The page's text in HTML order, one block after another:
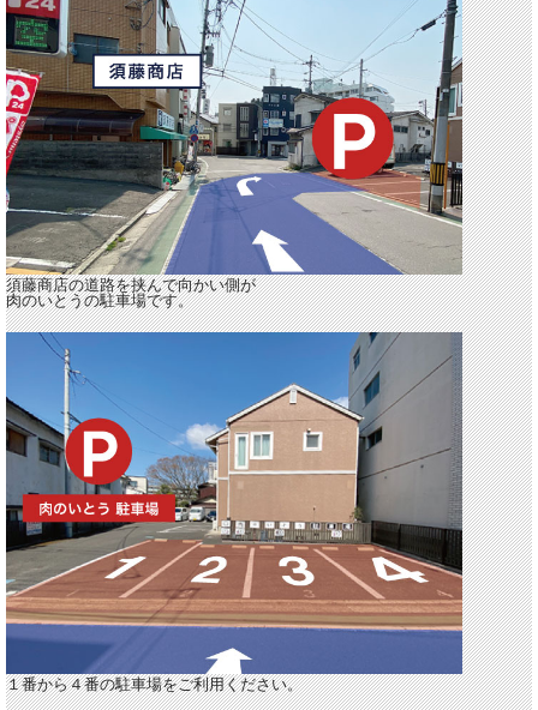
須藤商店の道路を挟んで向かい側が
肉のいとうの駐車場です。
１番から４番の駐車場をご利用ください。